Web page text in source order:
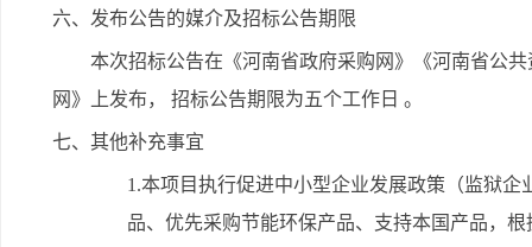
六、发布公告的媒介及招标公告期限
本次招标公告在《河南省政府采购网》《河南省公
网》上发布， 招标公告期限为五个工作日 。
七、其他补充事宜
1.本项目执行促进中小型企业发展政策（监狱
品、优先采购节能环保产品、支持本国产品，